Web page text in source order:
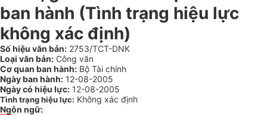
ban hành (Tình trạng hiệu lực
không xác định)
Số hiệu văn bản: 2753/TCT-DNK
Loại văn bản: Công văn
Cơ quan ban hành: Bộ Tài chính
Ngày ban hành: 12-08-2005
Ngày có hiệu lực: 12-08-2005
Tình trạng hiệu lực: Không xác định
Ngôn ngữ: